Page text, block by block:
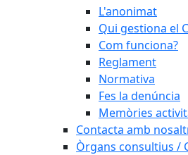
L'anonimat
Qui gestiona el
Com funciona?
Reglament
Normativa
Fes la denúncia
Memòries
Contacta amb
Òrgans consultius /